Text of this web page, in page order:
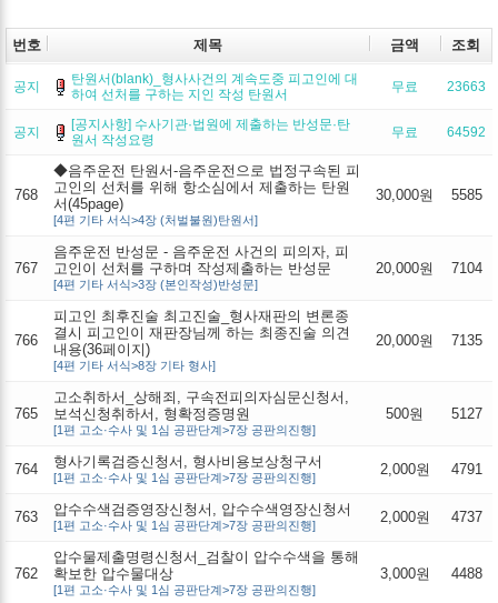
번호 제목 금액 조회
공지
탄원서(blank)_형사사건의 계속도중 피고인에 대
하여 선처를 구하는 지인 작성 탄원서
무료 23663
공지
[공지사항] 수사기관·법원에 제출하는 반성문·탄
원서 작성요령
무료 64592
768
◆음주운전 탄원서-음주운전으로 법정구속된 피
고인의 선처를 위해 항소심에서 제출하는 탄원
서(45page)
[4편 기타 서식>4장 (처벌불원)탄원서]
30,000원 5585
767
음주운전 반성문 - 음주운전 사건의 피의자, 피
고인이 선처를 구하며 작성제출하는 반성문
[4편 기타 서식>3장 (본인작성)반성문]
20,000원 7104
766
피고인 최후진술 최고진술_형사재판의 변론종
결시 피고인이 재판장님께 하는 최종진술 의견
내용(36페이지)
[4편 기타 서식>8장 기타 형사]
20,000원 7135
765
고소취하서_상해죄, 구속전피의자심문신청서,
보석신청취하서, 형확정증명원
[1편 고소·수사 및 1심 공판단계>7장 공판의진행]
500원 5127
764 형사기록검증신청서, 형사비용보상청구서
[1편 고소·수사 및 1심 공판단계>7장 공판의진행] 2,000원 4791
763 압수수색검증영장신청서, 압수수색영장신청서
[1편 고소·수사 및 1심 공판단계>7장 공판의진행] 2,000원 4737
762
압수물제출명령신청서_검찰이 압수수색을 통해
확보한 압수물대상
[1편 고소·수사 및 1심 공판단계>7장 공판의진행]
3,000원 4488